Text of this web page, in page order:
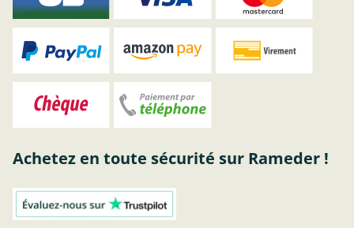
Achetez en toute sécurité sur Rameder !